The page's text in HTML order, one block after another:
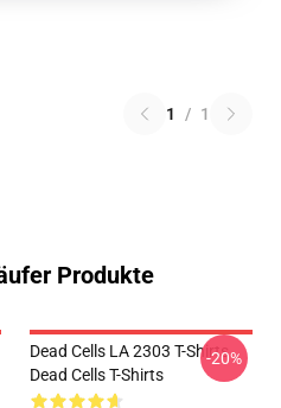
1 / 1
Produkte
Dead Cells LA 2303 T-Shirts
Dead Cells T-Shirts
-20%